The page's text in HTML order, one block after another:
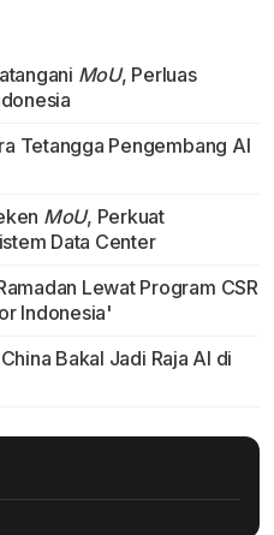
MoU, Perluas
Tetangga Pengembang AI
MoU, Perkuat
Data Center
Lewat Program CSR
Indonesia'
Bakal Jadi Raja AI di